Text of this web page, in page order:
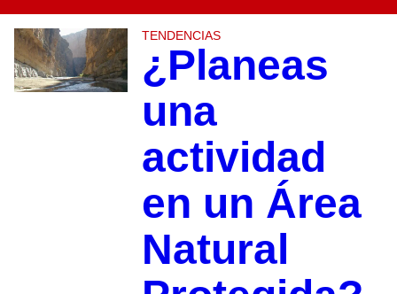
TENDENCIAS
¿Planeas
una
actividad
en un Área
Natural